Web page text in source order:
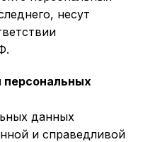
несут
персональных
данных
и справедливой